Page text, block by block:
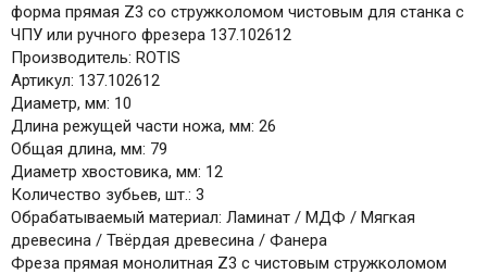
форма прямая Z3 со стружколомом чистовым для станка с
ЧПУ или ручного фрезера 137.102612
Производитель: ROTIS
Артикул: 137.102612
Диаметр, мм: 10
Длина режущей части ножа, мм: 26
Общая длина, мм: 79
Диаметр хвостовика, мм: 12
Количество зубьев, шт.: 3
Обрабатываемый материал: Ламинат / МДФ / Мягкая
древесина / Твёрдая древесина / Фанера
Фреза прямая монолитная Z3 с чистовым стружколомом